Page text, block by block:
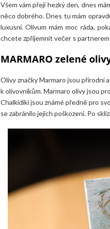
Všem vám přeji hezký den, dnes
něco dobrého. Dnes tu mám
luxusní. Olivum mám moc ráda,
chcete zpříjemnit večer s
MARMARO zelené
Olivy značky Marmaro jsou přírodní
k olivovníkům. Marmaro olivy jsou
Chalkidiki jsou známé předně pro
se zabránilo jejich poškození. Po